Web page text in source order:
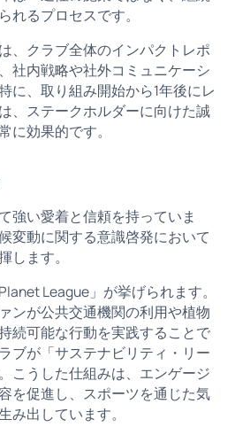
れるプロセスです。
、クラブ全体のインパクトレポ
社内戦略や社外コミュニケーシ
に、取り組み開始から1年後にレ
、ステークホルダーに向けた誠
に効果的です。
強い愛着と信頼を持っていま
変動に関する意識啓発において
します。
League」が挙げられます。
ンが公共交通機関の利用や植物
続可能な行動を実践することで
ブが「サステナビリティ・リー
こうした仕組みは、エンゲージ
を促進し、スポーツを通じた気
み出しています。